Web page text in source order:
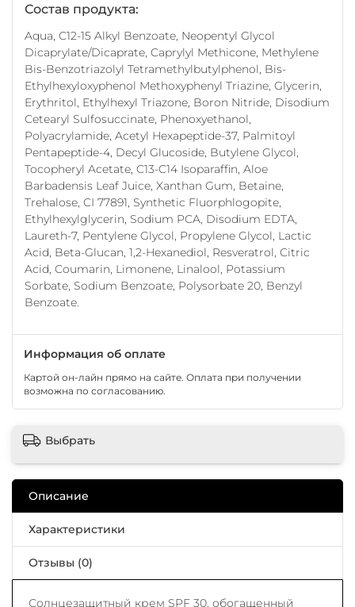
Состав продукта:
Aqua, C12-15 Alkyl Benzoate, Neopentyl Glycol
Dicaprylate/Dicaprate, Caprylyl Methicone, Methylene
Bis-Benzotriazolyl Tetramethylbutylphenol, Bis-
Ethylhexyloxyphenol Methoxyphenyl Triazine, Glycerin,
Erythritol, Ethylhexyl Triazone, Boron Nitride, Disodium
Cetearyl Sulfosuccinate, Phenoxyethanol,
Polyacrylamide, Acetyl Hexapeptide-37, Palmitoyl
Pentapeptide-4, Decyl Glucoside, Butylene Glycol,
Tocopheryl Acetate, C13-C14 Isoparaffin, Aloe
Barbadensis Leaf Juice, Xanthan Gum, Betaine,
Trehalose, CI 77891, Synthetic Fluorphlogopite,
Ethylhexylglycerin, Sodium PCA, Disodium EDTA,
Laureth-7, Pentylene Glycol, Propylene Glycol, Lactic
Acid, Beta-Glucan, 1,2-Hexanediol, Resveratrol, Citric
Acid, Coumarin, Limonene, Linalool, Potassium
Sorbate, Sodium Benzoate, Polysorbate 20, Benzyl
Benzoate.
Информация об оплате
Картой он-лайн прямо на сайте. Оплата при получении
возможна по согласованию.
Выбрать
Описание
Характеристики
Отзывы (0)
Солнцезащитный крем SPF 30, обогащенный